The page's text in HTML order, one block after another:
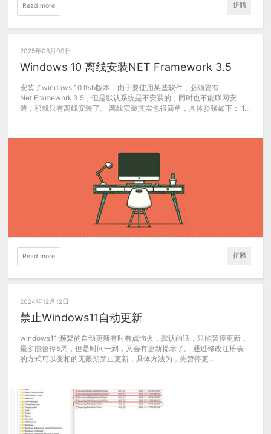
Read more 折腾
2025年08月09日
Windows 10 离线安装NET Framework 3.5
安装了windows 10 ltsb版本，由于要使用某些软件，必须要有
Net Framework 3.5，但是默认系统是不安装的，同时也不能联网安
装，那就只有离线安装了。 离线安装其实也很简单，具体步骤如下： 1...
Read more 折腾
2024年12月12日
禁止Windows11自动更新
windows11 频繁的自动更新有时有点恼火，默认的话，只能暂停更新，
最多能暂停5周，但是时间一到，又会有更新提示了。 通过修改注册表
的方式可以变相的无限期禁止更新，具体方法为，先暂停更...